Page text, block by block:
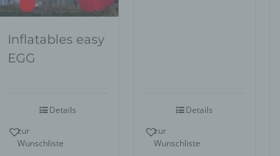
Inflatables easy
EGG
Details
zur
Wunschliste
Details
zur
Wunschliste